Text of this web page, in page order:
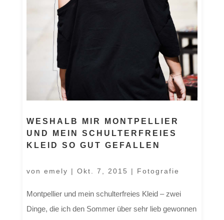
WESHALB MIR MONTPELLIER
UND MEIN SCHULTERFREIES
KLEID SO GUT GEFALLEN
von emely | Okt. 7, 2015 | Fotografie
Montpellier und mein schulterfreies Kleid – zwei
Dinge, die ich den Sommer über sehr lieb gewonnen